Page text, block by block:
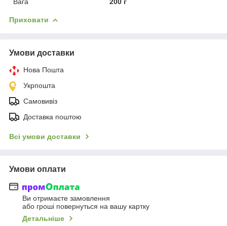
Приховати
Умови доставки
Нова Пошта
Укрпошта
Самовивіз
Доставка поштою
Всі умови доставки
Умови оплати
Ви отримаєте замовлення
або гроші повернуться на вашу картку
Детальніше